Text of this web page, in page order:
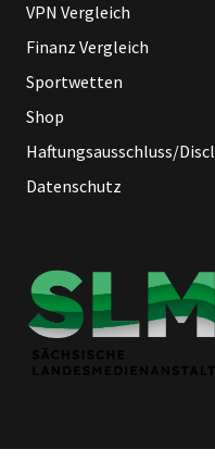
VPN Vergleich
Finanz Vergleich
Sportwetten
Shop
Haftungsausschluss/
Datenschutz